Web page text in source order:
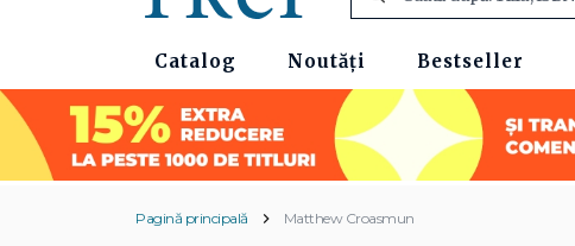
Catalog Noutăți Bestseller
Pagină principală Matthew Croasmun